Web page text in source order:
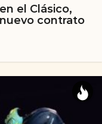
el Clásico,
contrato